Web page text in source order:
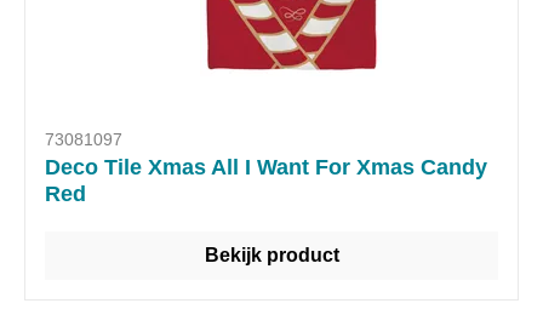
73081097
Deco Tile Xmas All I Want For Xmas Candy
Red
Bekijk product